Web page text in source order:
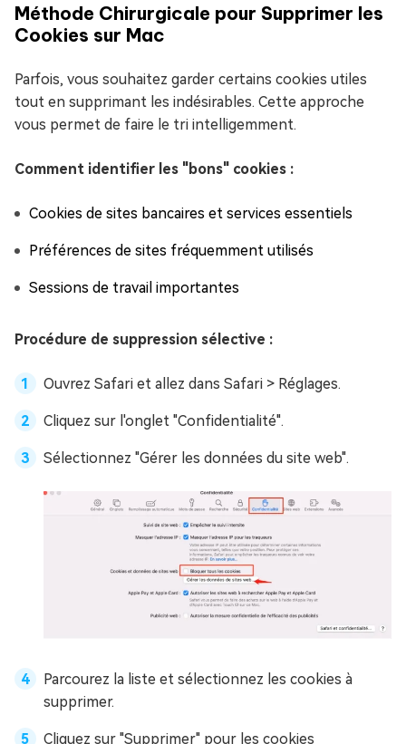
Méthode Chirurgicale pour Supprimer les
Cookies sur Mac
Parfois, vous souhaitez garder certains cookies utiles
tout en supprimant les indésirables. Cette approche
vous permet de faire le tri intelligemment.
Comment identifier les "bons" cookies :
Cookies de sites bancaires et services essentiels
Préférences de sites fréquemment utilisés
Sessions de travail importantes
Procédure de suppression sélective :
Ouvrez Safari et allez dans Safari > Réglages.
Cliquez sur l'onglet "Confidentialité".
Sélectionnez "Gérer les données du site web".
Parcourez la liste et sélectionnez les cookies à
supprimer.
Cliquez sur "Supprimer" pour les cookies